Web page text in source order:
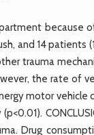
because
and 14 patients
trauma
the rate of
motor vehicle
Drug